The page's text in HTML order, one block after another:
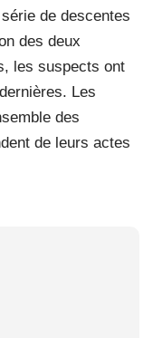
de descentes
des deux
les suspects ont
Les
des
de leurs actes